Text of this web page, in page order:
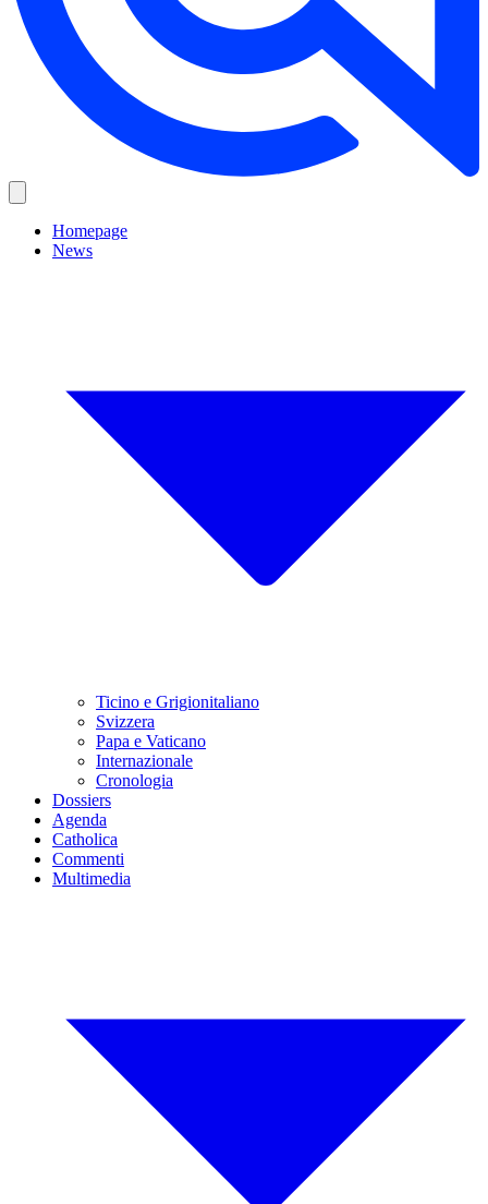
Homepage
News
Ticino e Grigionitaliano
Svizzera
Papa e Vaticano
Internazionale
Cronologia
Dossiers
Agenda
Catholica
Commenti
Multimedia